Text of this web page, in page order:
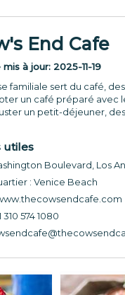
End Cafe
à jour: 2025-11-19
familiale sert du café,
un café préparé avec
un petit-déjeuner,
utiles
Boulevard, Los
: Venice Beach
310 574 1080